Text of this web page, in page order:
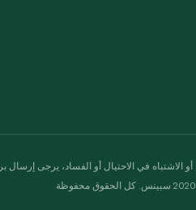
الاشتباه في الاحتيال أو الفساد، يرجى إرسال